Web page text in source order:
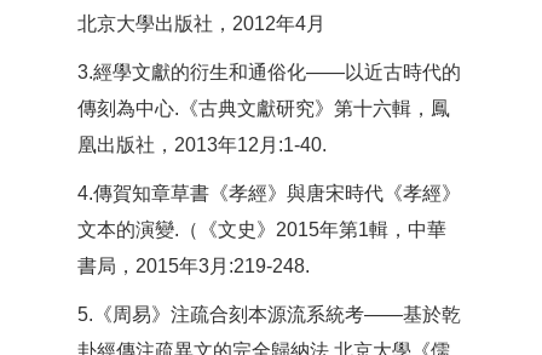
北京大學出版社，2012年4月
3.經學文獻的衍生和通俗化——以近古時代的
傳刻為中心.《古典文獻研究》第十六輯，鳳
凰出版社，2013年12月:1-40.
4.傳賀知章草書《孝經》與唐宋時代《孝經》
文本的演變.（《文史》2015年第1輯，中華
書局，2015年3月:219-248.
5.《周易》注疏合刻本源流系統考——基於乾
卦經傳注疏異文的完全歸納法.北京大學《儒